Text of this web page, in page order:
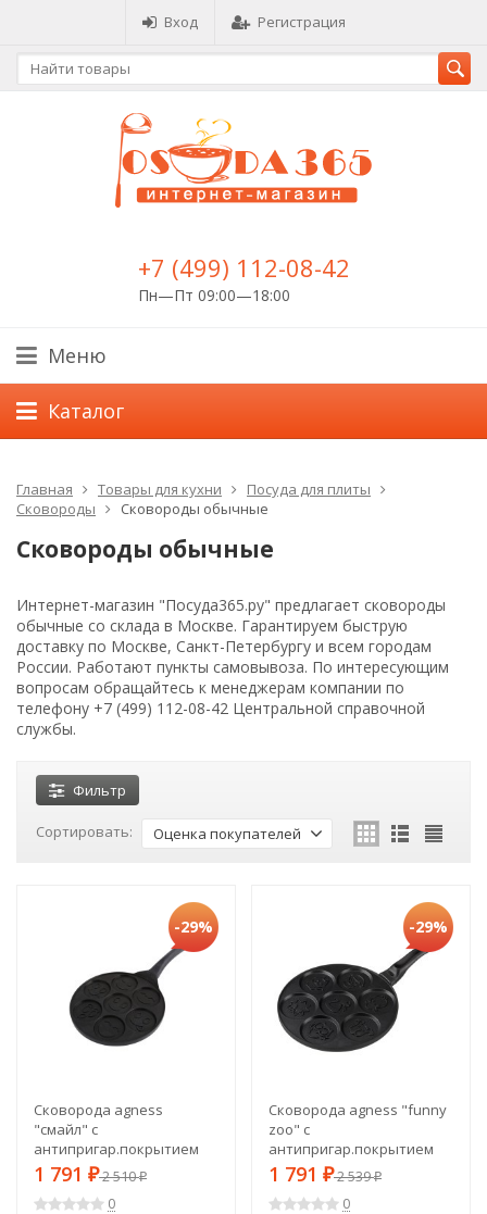
Вход Регистрация
+7 (499) 112-08-42
Пн—Пт 09:00—18:00
Меню
Каталог
Главная Товары для кухни
Посуда для плиты
Сковороды
Сковороды обычные
Сковороды обычные
Интернет-магазин "Посуда365.ру" предлагает сковороды
обычные со склада в Москве. Гарантируем быструю
доставку по Москве, Санкт-Петербургу и всем городам
России. Работают пункты самовывоза. По интересующим
вопросам обращайтесь к менеджерам компании по
телефону +7 (499) 112-08-42 Центральной справочной
службы.
Фильтр
Сортировать: Оценка покупателей
-29%
Сковорода agness
"смайл" с
антипригар.покрытием
диаметр=26.5 см. Agness
(932-001)
1 791 ₽2 510₽
0
-29%
Сковорода agness "funny
zoo" с
антипригар.покрытием
диаметр=26.5 см.на 7
порций Agness (932-010)
1 791 ₽2 539₽
0